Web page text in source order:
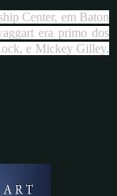
Center, em Baton
era primo dos
e Mickey Gilley,